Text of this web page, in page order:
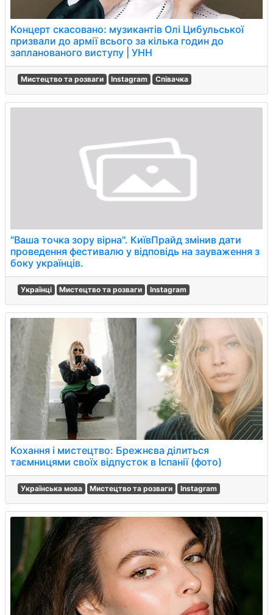
Концерт скасовано: музикантів Олі Цибульської
призвали до армії всього за кілька годин до
запланованого виступу | УНН
Мистецтво та розваги Instagram Співачка
"Ваша точка зору вірна". КиївПрайд змінив дати
проведення фестивалю у відповідь на зауваження з
боку українців.
Українці Мистецтво та розваги Instagram
Кохання і мистецтво: Брежнєва ділиться
таємницями своїх відпусток в Іспанії (фото)
Українська мова Мистецтво та розваги Instagram